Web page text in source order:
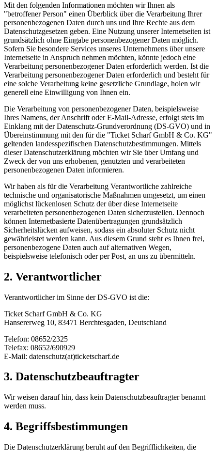
Mit den folgenden Informationen möchten wir Ihnen als
"betroffener Person" einen Überblick über die Verarbeitung Ihrer
personenbezogenen Daten durch uns und Ihre Rechte aus dem
Datenschutzgesetzen geben. Eine Nutzung unserer Internetseiten ist
grundsätzlich ohne Eingabe personenbezogener Daten möglich.
Sofern Sie besondere Services unseres Unternehmens über unsere
Internetseite in Anspruch nehmen möchten, könnte jedoch eine
Verarbeitung personenbezogener Daten erforderlich werden. Ist die
Verarbeitung personenbezogener Daten erforderlich und besteht für
eine solche Verarbeitung keine gesetzliche Grundlage, holen wir
generell eine Einwilligung von Ihnen ein.
Die Verarbeitung von personenbezogener Daten, beispielsweise
Ihres Namens, der Anschrift oder E-Mail-Adresse, erfolgt stets im
Einklang mit der Datenschutz-Grundverordnung (DS-GVO) und in
Übereinstimmung mit den für die "Ticket Scharf GmbH & Co. KG"
geltenden landesspezifischen Datenschutzbestimmungen. Mittels
dieser Datenschutzerklärung möchten wir Sie über Umfang und
Zweck der von uns erhobenen, genutzten und verarbeiteten
personenbezogenen Daten informieren.
Wir haben als für die Verarbeitung Verantwortliche zahlreiche
technische und organisatorische Maßnahmen umgesetzt, um einen
möglichst lückenlosen Schutz der über diese Internetseite
verarbeiteten personenbezogenen Daten sicherzustellen. Dennoch
können Internetbasierte Datenübertragungen grundsätzlich
Sicherheitslücken aufweisen, sodass ein absoluter Schutz nicht
gewährleistet werden kann. Aus diesem Grund steht es Ihnen frei,
personenbezogene Daten auch auf alternativen Wegen,
beispielsweise telefonisch oder per Post, an uns zu übermitteln.
2. Verantwortlicher
Verantwortlicher im Sinne der DS-GVO ist die:
Ticket Scharf GmbH & Co. KG
Hansererweg 10, 83471 Berchtesgaden, Deutschland
Telefon: 08652/2325
Telefax: 08652/690929
E-Mail: datenschutz(at)ticketscharf.de
3. Datenschutzbeauftragter
Wir weisen darauf hin, dass kein Datenschutzbeauftragter benannt
werden muss.
4. Begriffsbestimmungen
Die Datenschutzerklärung beruht auf den Begrifflichkeiten, die